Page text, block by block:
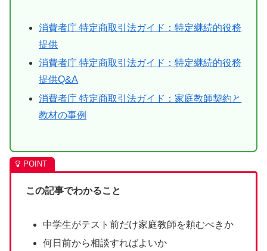
消費者庁 特定商取引法ガイド：特定継続的役務
提供
消費者庁 特定商取引法ガイド：特定継続的役務
提供Q&A
消費者庁 特定商取引法ガイド：家庭教師契約と
教材の事例
この記事でわかること
中学生がテスト前だけ家庭教師を頼むべきか
何日前から相談すればよいか